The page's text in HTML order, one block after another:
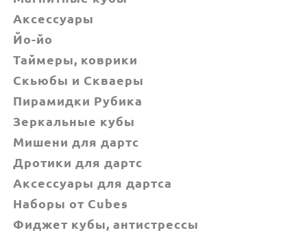
Аксессуары
Йо-йо
Таймеры, коврики
Скьюбы и Скваеры
Пирамидки Рубика
Зеркальные кубы
Мишени для дартс
Дротики для дартс
Аксессуары для дартса
Наборы от Cubes
Фиджет кубы, антистрессы